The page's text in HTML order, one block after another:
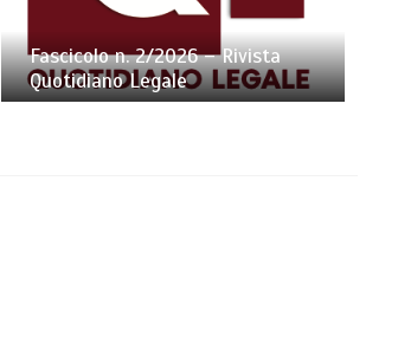
Fascicolo n. 2/2026 – Rivista
Quotidiano Legale